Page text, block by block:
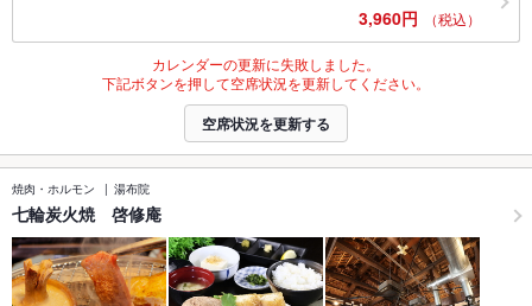
3,960円 （税込）
カレンダーの更新に失敗しました。
下記ボタンを押して空席状況を更新してください。
空席状況を更新する
焼肉・ホルモン 湯布院
七輪炭火焼 啓修庵